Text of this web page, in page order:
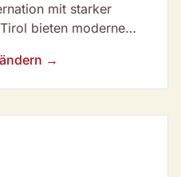
mit starker
bieten moderne
→